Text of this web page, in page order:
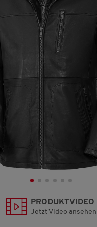
Reviews.
Link
auf
PRODUKTVIDEO
Jetzt Video ansehen